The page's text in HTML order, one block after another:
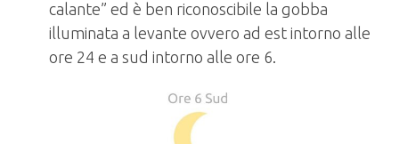
calante” ed è ben riconoscibile la gobba
illuminata a levante ovvero ad est intorno alle
ore 24 e a sud intorno alle ore 6.